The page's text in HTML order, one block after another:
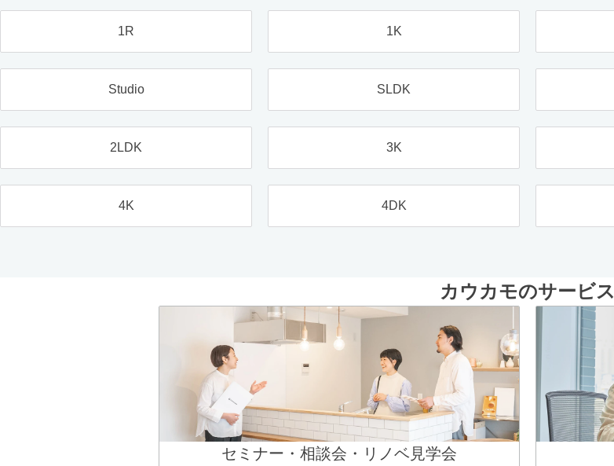
1R 1K
Studio SLDK
2LDK 3K
4K 4DK
カウカモのサービス
セミナー・相談会・リノベ見学会